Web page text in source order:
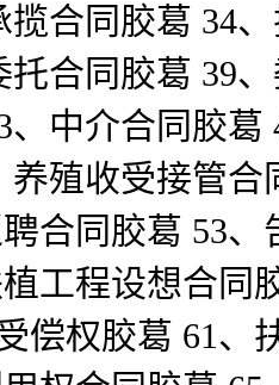
合同胶葛 34
合同胶葛 39
中介合同胶
殖收受接管合
合同胶葛 53
工程设想合同
偿权胶葛 61、